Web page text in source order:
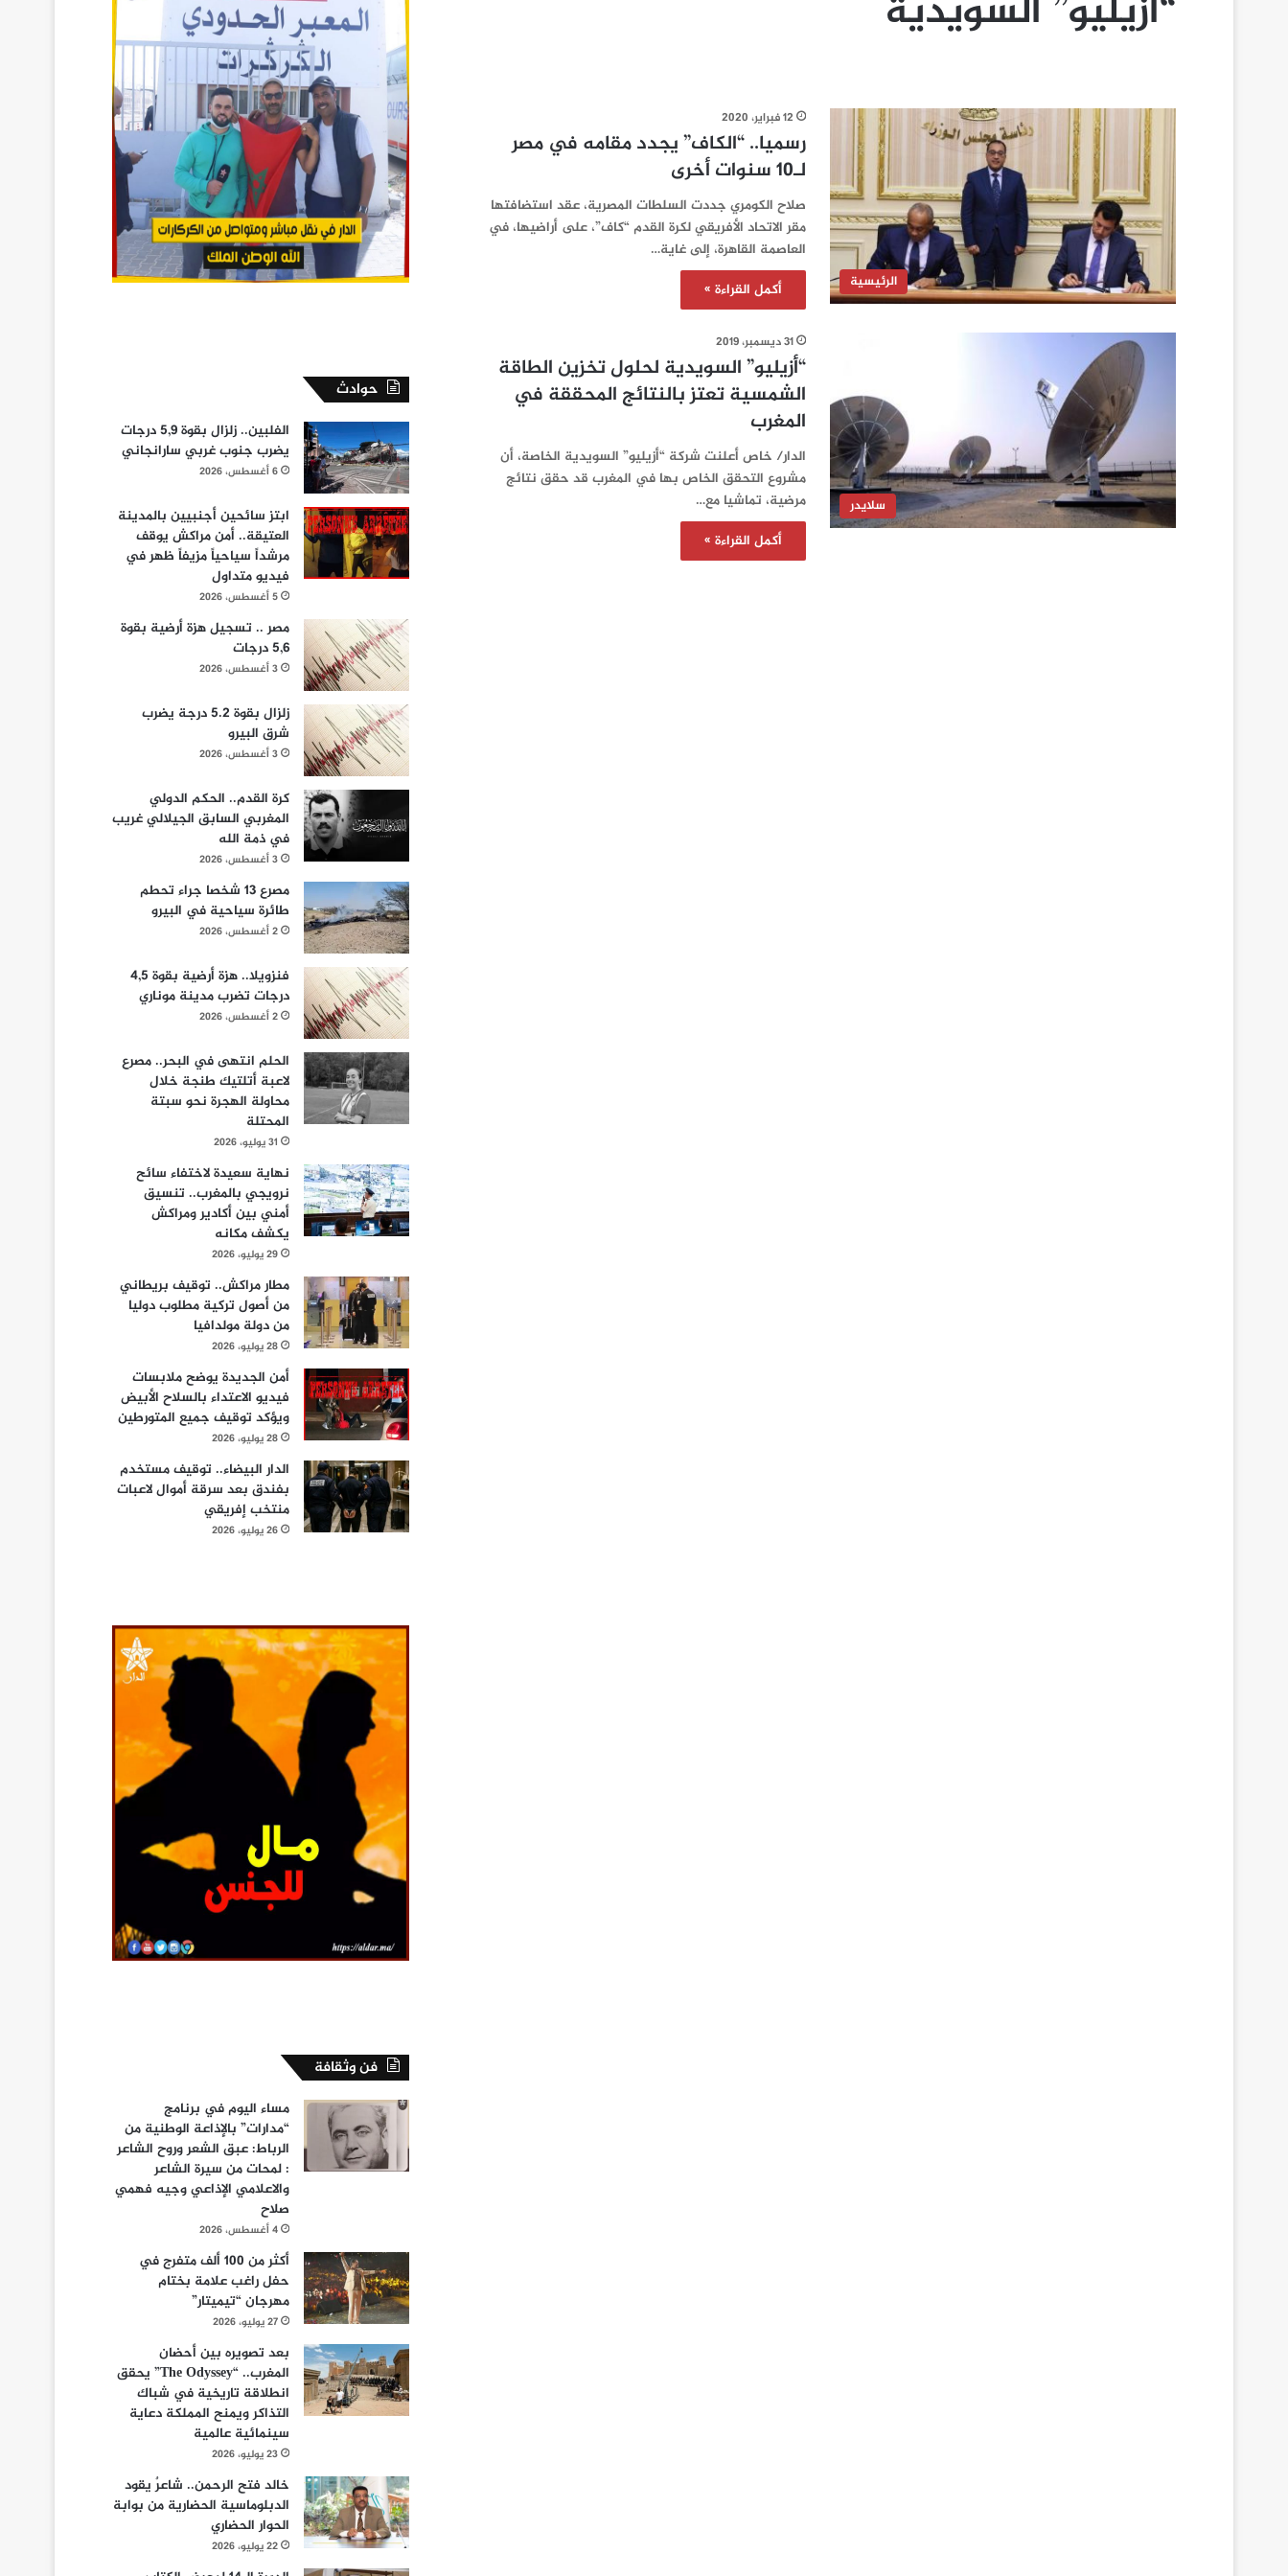
“أزيليو” السويدية
الرئيسية
12 فبراير، 2020
رسميا.. “الكاف” يجدد مقامه في مصر
لـ10 سنوات أخرى
صلاح الكومري جددت السلطات المصرية، عقد استضافتها
مقر الاتحاد الأفريقي لكرة القدم “كاف”، على أراضيها، في
العاصمة القاهرة، إلى غاية…
أكمل القراءة »
سلايدر
31 ديسمبر، 2019
“أزيليو” السويدية لحلول تخزين الطاقة
الشمسية تعتز بالنتائج المحققة في
المغرب
الدار/ خاص أعلنت شركة “أزيليو” السويدية الخاصة، أن
مشروع التحقق الخاص بها في المغرب قد حقق نتائج
مرضية، تماشيا مع…
أكمل القراءة »
حوادث
الفلبين.. زلزال بقوة 5,9 درجات
يضرب جنوب غربي سارانجاني
6 أغسطس، 2026
ابتز سائحين أجنبيين بالمدينة
العتيقة.. أمن مراكش يوقف
مرشداً سياحياً مزيفاً ظهر في
فيديو متداول
5 أغسطس، 2026
مصر .. تسجيل هزة أرضية بقوة
5,6 درجات
3 أغسطس، 2026
زلزال بقوة 5.2 درجة يضرب
شرق البيرو
3 أغسطس، 2026
كرة القدم.. الحكم الدولي
المغربي السابق الجيلالي غريب
في ذمة الله
3 أغسطس، 2026
مصرع 13 شخصا جراء تحطم
طائرة سياحية في البيرو
2 أغسطس، 2026
فنزويلا.. هزة أرضية بقوة 4,5
درجات تضرب مدينة موناري
2 أغسطس، 2026
الحلم انتهى في البحر.. مصرع
لاعبة أتلتيك طنجة خلال
محاولة الهجرة نحو سبتة
المحتلة
31 يوليو، 2026
نهاية سعيدة لاختفاء سائح
نرويجي بالمغرب.. تنسيق
أمني بين أكادير ومراكش
يكشف مكانه
29 يوليو، 2026
مطار مراكش.. توقيف بريطاني
من أصول تركية مطلوب دوليا
من دولة مولدافيا
28 يوليو، 2026
أمن الجديدة يوضح ملابسات
فيديو الاعتداء بالسلاح الأبيض
ويؤكد توقيف جميع المتورطين
28 يوليو، 2026
الدار البيضاء.. توقيف مستخدم
بفندق بعد سرقة أموال لاعبات
منتخب إفريقي
26 يوليو، 2026
فن وثقافة
مساء اليوم في برنامج
“مدارات” بالإذاعة الوطنية من
الرباط: عبق الشعر وروح الشاعر
: لمحات من سيرة الشاعر
والاعلامي الإذاعي وجيه فهمي
صلاح
4 أغسطس، 2026
أكثر من 100 ألف متفرج في
حفل راغب علامة بختام
مهرجان “تيميتار”
27 يوليو، 2026
بعد تصويره بين أحضان
المغرب.. “The Odyssey” يحقق
انطلاقة تاريخية في شباك
التذاكر ويمنح المملكة دعاية
سينمائية عالمية
23 يوليو، 2026
خالد فتح الرحمن.. شاعرٌ يقود
الدبلوماسية الحضارية من بوابة
الحوار الحضاري
22 يوليو، 2026